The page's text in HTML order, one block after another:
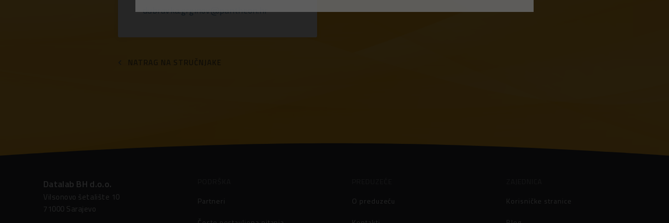
dubravka.grginov@pantheon.hr
Datalab BH d.o.o.
Vilsonovo šetalište 10
71000 Sarajevo
Partneri
O preduzeću
Korisničke stranice